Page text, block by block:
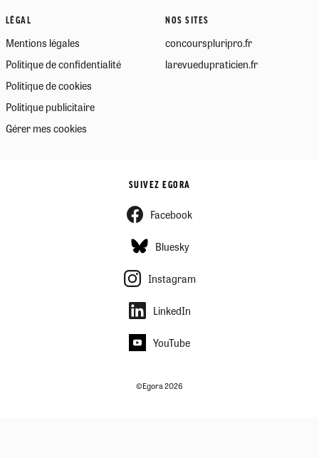
LÉGAL
Mentions légales
Politique de confidentialité
Politique de cookies
Politique publicitaire
Gérer mes cookies
NOS SITES
concourspluripro.fr
larevuedupraticien.fr
SUIVEZ EGORA
Facebook
Bluesky
Instagram
LinkedIn
YouTube
©Egora 2026